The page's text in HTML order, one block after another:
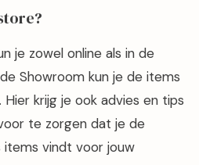
je zowel online als in de
Showroom kun je de items
Hier krijg je ook advies en tips
te zorgen dat je de
vindt voor jouw